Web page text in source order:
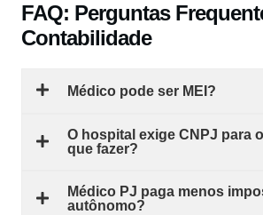
FAQ: Perguntas
Contabilidade
Médico pode ser MEI?
O hospital exige CNPJ para
que fazer?
Médico PJ paga menos
autônomo?